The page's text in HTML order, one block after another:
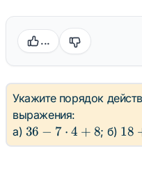
...
Укажите порядок
выражения:
а) 36 - 7
\cdot
36 − 7 ⋅ 4 + 8; б) 18
+
18